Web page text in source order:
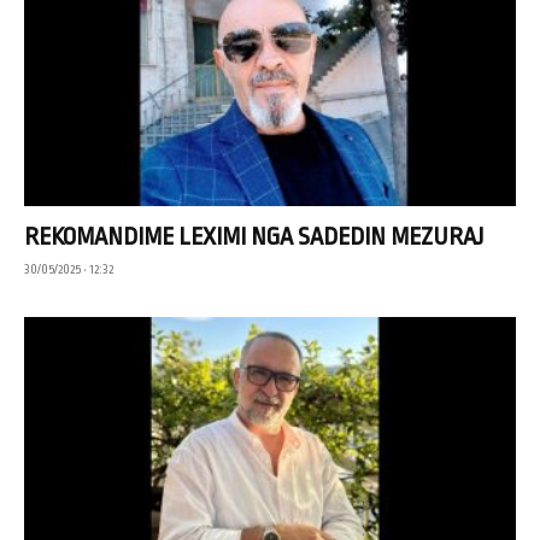
REKOMANDIME LEXIMI NGA SADEDIN MEZURAJ
30/05/2025 • 12:32